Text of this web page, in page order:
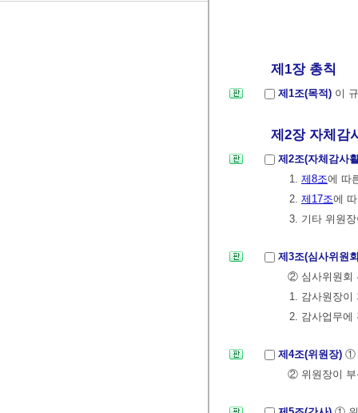
제1장 총칙
제1조(목적) 이
제2장 자체감사
제2조(자체감사
1. 제8조에 따
2. 제17조에
3. 기타 위원
제3조(심사위원
② 심사위원회
1. 감사원장이
2. 감사업무에
제4조(위원장) ①
② 위원장이 부